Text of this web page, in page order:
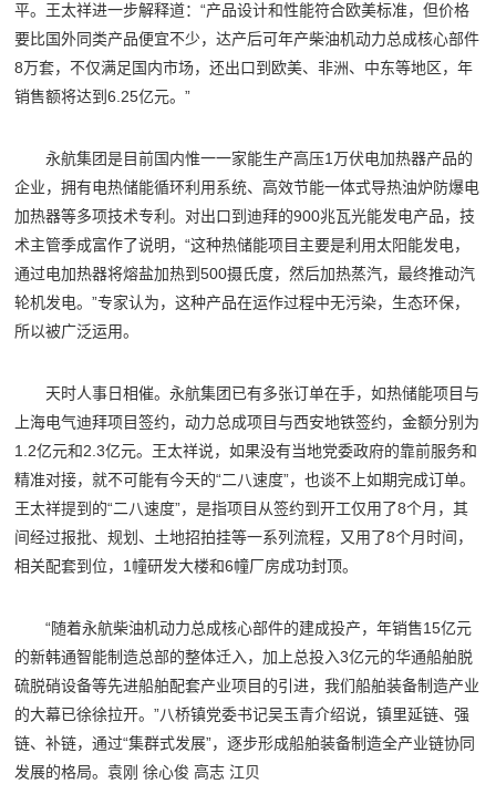
平。王太祥进一步解释道：“产品设计和性能符合欧美标准，但价格
要比国外同类产品便宜不少，达产后可年产柴油机动力总成核心部件
8万套，不仅满足国内市场，还出口到欧美、非洲、中东等地区，年
销售额将达到6.25亿元。”
永航集团是目前国内惟一一家能生产高压1万伏电加热器产品的
企业，拥有电热储能循环利用系统、高效节能一体式导热油炉防爆电
加热器等多项技术专利。对出口到迪拜的900兆瓦光能发电产品，技
术主管季成富作了说明，“这种热储能项目主要是利用太阳能发电，
通过电加热器将熔盐加热到500摄氏度，然后加热蒸汽，最终推动汽
轮机发电。”专家认为，这种产品在运作过程中无污染，生态环保，
所以被广泛运用。
天时人事日相催。永航集团已有多张订单在手，如热储能项目与
上海电气迪拜项目签约，动力总成项目与西安地铁签约，金额分别为
1.2亿元和2.3亿元。王太祥说，如果没有当地党委政府的靠前服务和
精准对接，就不可能有今天的“二八速度”，也谈不上如期完成订单。
王太祥提到的“二八速度”，是指项目从签约到开工仅用了8个月，其
间经过报批、规划、土地招拍挂等一系列流程，又用了8个月时间，
相关配套到位，1幢研发大楼和6幢厂房成功封顶。
“随着永航柴油机动力总成核心部件的建成投产，年销售15亿元
的新韩通智能制造总部的整体迁入，加上总投入3亿元的华通船舶脱
硫脱硝设备等先进船舶配套产业项目的引进，我们船舶装备制造产业
的大幕已徐徐拉开。”八桥镇党委书记吴玉青介绍说，镇里延链、强
链、补链，通过“集群式发展”，逐步形成船舶装备制造全产业链协同
发展的格局。袁刚 徐心俊 高志 江贝